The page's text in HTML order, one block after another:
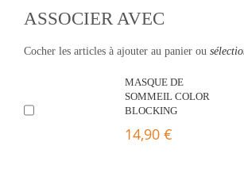
ASSOCIER AVEC
Cocher les articles à ajouter au panier ou
MASQUE DE
SOMMEIL COLOR
BLOCKING
14,90 €